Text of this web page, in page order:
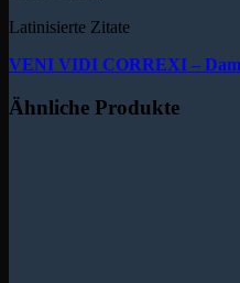
Latinisierte Zitate
VENI VIDI CORREXI –
Ähnliche Produkte